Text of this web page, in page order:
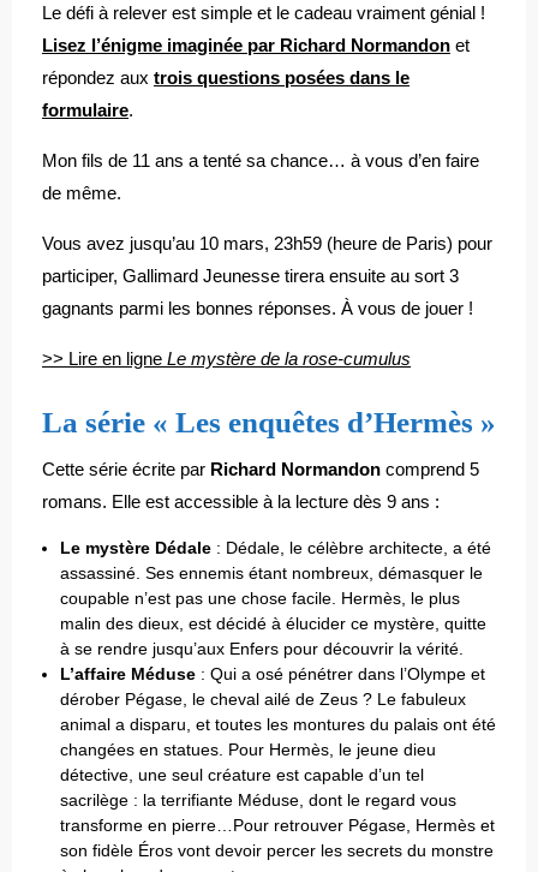
Le défi à relever est simple et le cadeau vraiment génial !
Lisez l’énigme imaginée par Richard Normandon et
répondez aux trois questions posées dans le
formulaire.
Mon fils de 11 ans a tenté sa chance… à vous d’en faire
de même.
Vous avez jusqu’au 10 mars, 23h59 (heure de Paris) pour
participer, Gallimard Jeunesse tirera ensuite au sort 3
gagnants parmi les bonnes réponses. À vous de jouer !
>> Lire en ligne Le mystère de la rose-cumulus
La série « Les enquêtes d’Hermès »
Cette série écrite par Richard Normandon comprend 5
romans. Elle est accessible à la lecture dès 9 ans :
Le mystère Dédale : Dédale, le célèbre architecte, a été
assassiné. Ses ennemis étant nombreux, démasquer le
coupable n’est pas une chose facile. Hermès, le plus
malin des dieux, est décidé à élucider ce mystère, quitte
à se rendre jusqu’aux Enfers pour découvrir la vérité.
L’affaire Méduse : Qui a osé pénétrer dans l’Olympe et
dérober Pégase, le cheval ailé de Zeus ? Le fabuleux
animal a disparu, et toutes les montures du palais ont été
changées en statues. Pour Hermès, le jeune dieu
détective, une seul créature est capable d’un tel
sacrilège : la terrifiante Méduse, dont le regard vous
transforme en pierre…Pour retrouver Pégase, Hermès et
son fidèle Éros vont devoir percer les secrets du monstre